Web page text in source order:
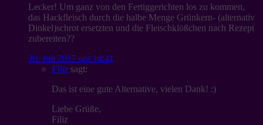
Lecker! Um ganz von den Fertiggerichten los zu kommen,
das Hackfleisch durch die halbe Menge Grünkern- (alternativ
Dinkel)schrot ersetzten und die Fleischklößchen nach Rezept
zubereiten??
30. Juli 2017 um 14:41
Filiz sagt:
Das ist eine gute Alternative, vielen Dank! :)
Liebe Grüße,
Filiz